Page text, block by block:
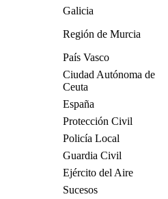
Galicia
Región de Murcia
País Vasco
Ciudad Autónoma de
Ceuta
España
Protección Civil
Policía Local
Guardia Civil
Ejército del Aire
Sucesos